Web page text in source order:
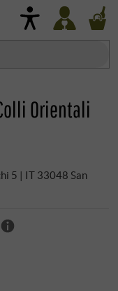
Orientali
5 | IT 33048 San